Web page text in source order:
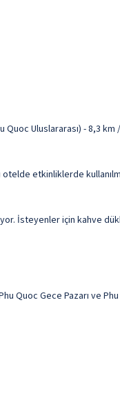
Quoc Uluslararası) - 8,3
etkinliklerde
İsteyenler için kahve
Gece Pazarı ve